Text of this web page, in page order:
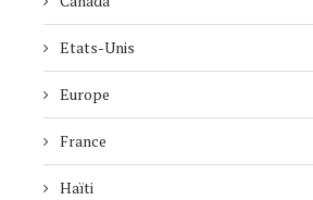
Etats-Unis
Europe
France
Haïti